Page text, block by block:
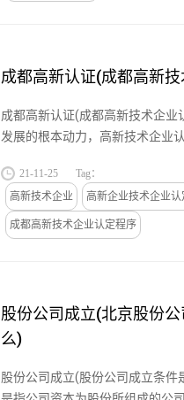
成都高新认证(成都高新
成都高新认证(成都高新技术企业
发展的根本动力，高新技术企业
创新的发展道路，激发企业自...
21-11-25
Tag：
高新技术企业
高新企业技术企业认
成都高新技术企业认定程序
股份公司成立(北京股份
么)
股份公司成立(股份公司成立条件